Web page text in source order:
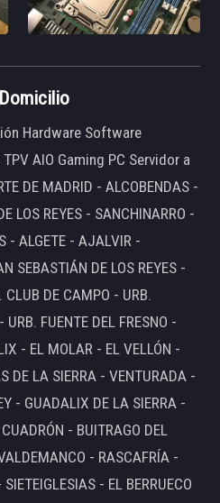
Hardware Software
AIO Gaming PC Servidor a
DE MADRID - ALCOBENDAS -
LOS REYES - SANCHINARRO -
- ALGETE - AJALVIR -
SEBASTIÁN DE LOS REYES -
DE CAMPO - URB.
FUENTE DEL FRESNO -
- EL MOLAR - EL VELLÓN -
DE LA SIERRA - VENTURADA -
- GUADALIX DE LA SIERRA -
- BUITRAGO DEL
- RASCAFRÍA -
- EL BERRUECO